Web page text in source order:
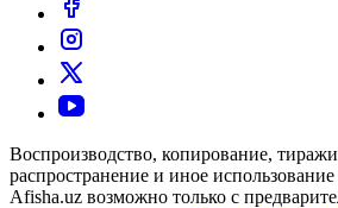
Воспроизводство, копирование,
распространение и иное
Afisha.uz возможно только с